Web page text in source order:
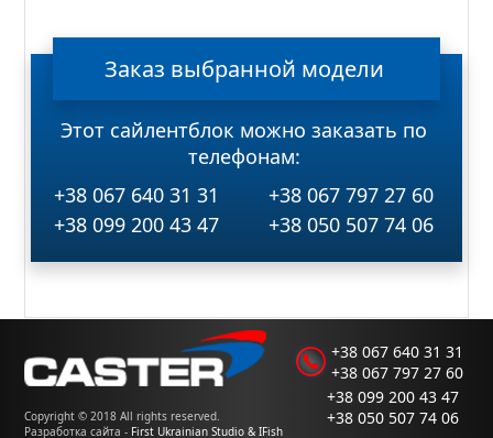
Заказ выбранной модели
Этот сайлентблок можно заказать по
телефонам:
+38 067 640 31 31
+38 067 797 27 60
+38 099 200 43 47
+38 050 507 74 06
Copyright © 2018 All rights reserved.
Разработка сайта - First Ukrainian Studio & IFish
+38 067 640 31 31
+38 067 797 27 60
+38 099 200 43 47
+38 050 507 74 06